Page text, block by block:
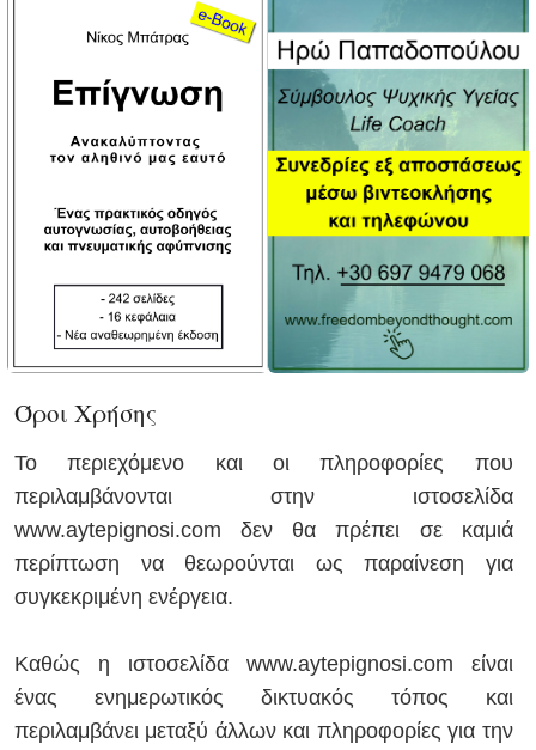
Όροι Χρήσης
Το περιεχόμενο και οι πληροφορίες που
περιλαμβάνονται στην ιστοσελίδα
www.aytepignosi.com δεν θα πρέπει σε καμιά
περίπτωση να θεωρούνται ως παραίνεση για
συγκεκριμένη ενέργεια.
Καθώς η ιστοσελίδα www.aytepignosi.com είναι
ένας ενημερωτικός δικτυακός τόπος και
περιλαμβάνει μεταξύ άλλων και πληροφορίες για την